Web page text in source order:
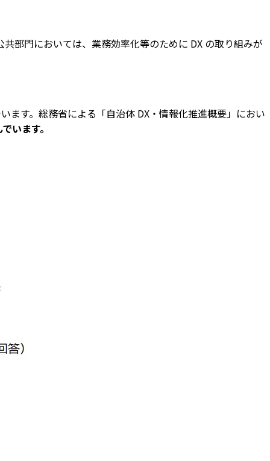
部門においては、業務効率化等のために DX の取り組みが
ます。総務省による「⾃治体 DX・情報化推進概要」におい
います。